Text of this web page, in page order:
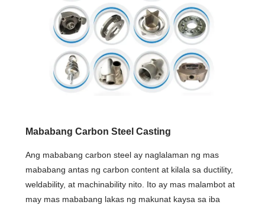
Mababang Carbon Steel Casting
Ang mababang carbon steel ay naglalaman ng mas
mababang antas ng carbon content at kilala sa ductility,
weldability, at machinability nito. Ito ay mas malambot at
may mas mababang lakas ng makunat kaysa sa iba